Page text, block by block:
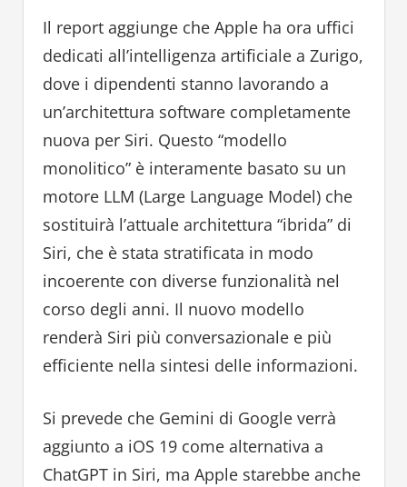
Il report aggiunge che Apple ha ora uffici
dedicati all’intelligenza artificiale a Zurigo,
dove i dipendenti stanno lavorando a
un’architettura software completamente
nuova per Siri. Questo “modello
monolitico” è interamente basato su un
motore LLM (Large Language Model) che
sostituirà l’attuale architettura “ibrida” di
Siri, che è stata stratificata in modo
incoerente con diverse funzionalità nel
corso degli anni. Il nuovo modello
renderà Siri più conversazionale e più
efficiente nella sintesi delle informazioni.
Si prevede che Gemini di Google verrà
aggiunto a iOS 19 come alternativa a
ChatGPT in Siri, ma Apple starebbe anche